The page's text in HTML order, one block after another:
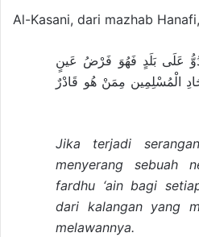
Al-Kasani, dari mazhab
عَلَى بَلَدٍ فَهُوَ فَرْضُ عَينٍ
الْمُسْلِمِين مِمَنْ هُو قَادْرٌ
Jika terjadi
menyerang sebuah
fardhu ‘ain bagi
dari kalangan yang
melawannya.